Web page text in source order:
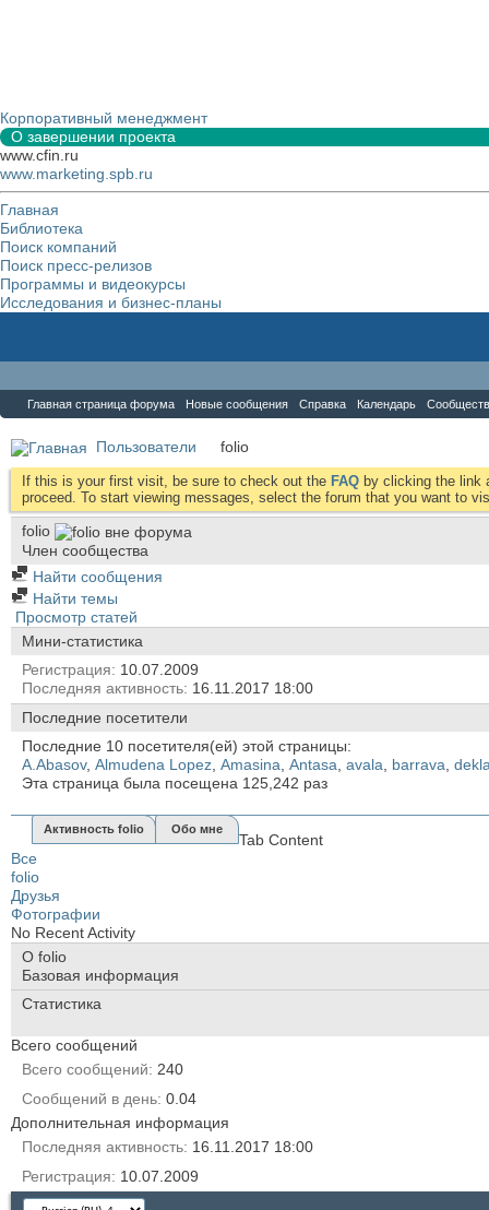
Корпоративный менеджмент
О завершении проекта
www.cfin.ru
www.marketing.spb.ru
Главная
Библиотека
Поиск компаний
Поиск пресс-релизов
Программы и видеокурсы
Исследования и бизнес-планы
Главная страница форума Новые сообщения Справка Календарь
Пользователи folio
If this is your first visit, be sure to check out the FAQ by clicking the link
proceed. To start viewing messages, select the forum that you want to
folio
Член сообщества
Найти сообщения
Найти темы
Просмотр статей
Мини-статистика
Регистрация
10.07.2009
Последняя активность 16.11.2017 18:00
Последние посетители
Последние 10 посетителя(ей) этой страницы:
A.Abasov, Almudena Lopez Amasina Antasa avala barrava
Эта страница была посещена 125,242 раз
Активность folio Обо мне
Tab Content
Все
folio
Друзья
Фотографии
No Recent Activity
О folio
Базовая информация
Статистика
Всего сообщений
Всего сообщений
240
Сообщений в день 0.04
Дополнительная информация
Последняя активность 16.11.2017 18:00
Регистрация
10.07.2009